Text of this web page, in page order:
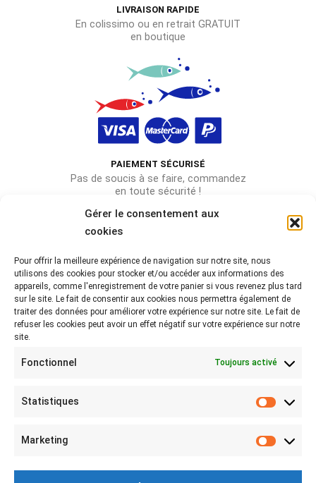
Gérer le consentement aux
cookies
Pour offrir la meilleure expérience de navigation sur notre site, nous
utilisons des cookies pour stocker et/ou accéder aux informations des
appareils, comme l'enregistrement de votre panier si vous revenez plus tard
sur le site. Le fait de consentir aux cookies nous permettra également de
traiter des données pour améliorer votre expérience sur notre site. Le fait de
refuser les cookies peut avoir un effet négatif sur votre expérience sur notre
site.
Fonctionnel Toujours activé
Statistiques
Marketing
LIVRAISON RAPIDE
En colissimo ou en retrait GRATUIT
en boutique
PAIEMENT SÉCURISÉ
Pas de soucis à se faire, commandez
en toute sécurité !
Rejoignez-nous sur les réseaux !
Partagez-nous vos photos avec le hashtag
#lebeaubazar